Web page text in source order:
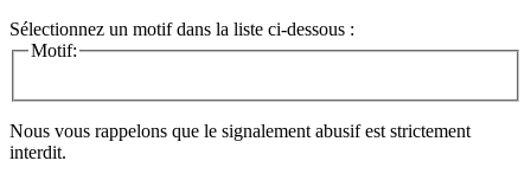
Sélectionnez un motif dans la liste ci-dessous :
Motif:
Nous vous rappelons que le signalement abusif est strictement
interdit.